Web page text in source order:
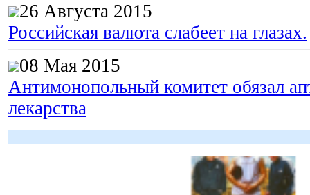
26 Августа 2015
Российская валюта слабеет на глазах.
08 Мая 2015
Антимонопольный комитет обязал
лекарства